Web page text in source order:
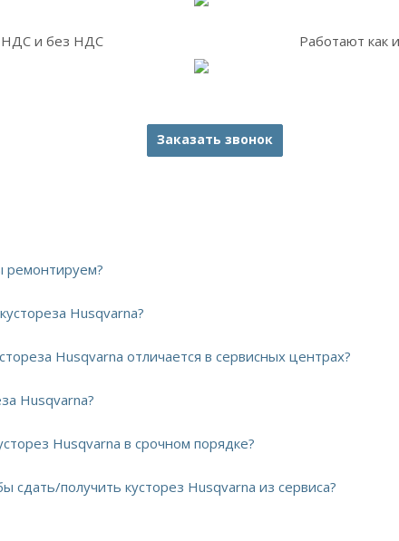
НДС и без НДС Работают как
Заказать звонок
ремонтируем?
Husqvarna?
Husqvarna отличается в сервисных центрах?
Husqvarna?
Husqvarna в срочном порядке?
сдать/получить кусторез Husqvarna из сервиса?